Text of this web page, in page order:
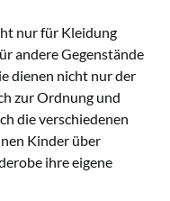
nur für Kleidung
andere Gegenstände
dienen nicht nur der
zur Ordnung und
die verschiedenen
Kinder über
ihre eigene